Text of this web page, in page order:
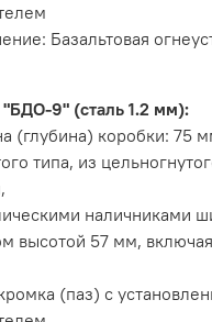
Базальтовая
"БДО-9" (сталь 1.2 мм):
(глубина) коробки: 75
типа, из
наличниками
высотой 57 мм,
кромка (паз) с